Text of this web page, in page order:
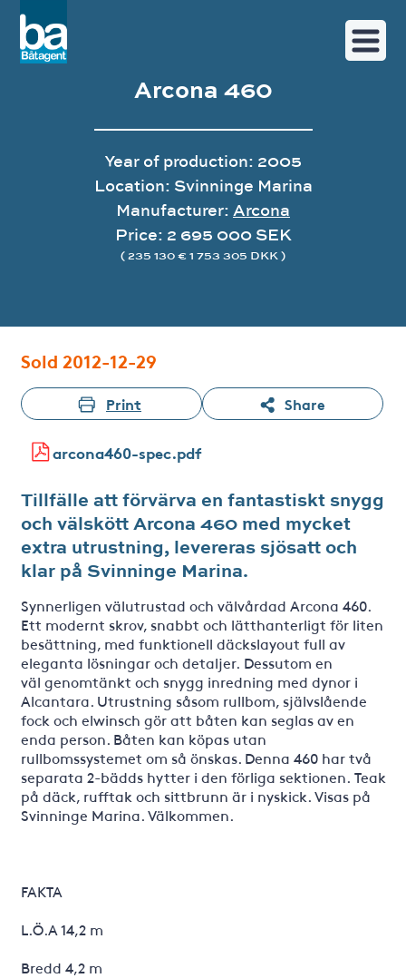
Arcona 460
Year of production: 2005
Location: Svinninge Marina
Manufacturer: Arcona
Price: 2 695 000 SEK
( 235 130 € 1 753 305 DKK )
Sold 2012-12-29
Print Share
arcona460-spec.pdf
Tillfälle att förvärva en fantastiskt snygg
och välskött Arcona 460 med mycket
extra utrustning, levereras sjösatt och
klar på Svinninge Marina.
Synnerligen välutrustad och välvårdad Arcona 460.
Ett modernt skrov, snabbt och lätthanterligt för liten
besättning, med funktionell däckslayout full av
eleganta lösningar och detaljer. Dessutom en
väl genomtänkt och snygg inredning med dynor i
Alcantara. Utrustning såsom rullbom, självslående
fock och elwinsch gör att båten kan seglas av en
enda person. Båten kan köpas utan
rullbomssystemet om så önskas. Denna 460 har två
separata 2-bädds hytter i den förliga sektionen. Teak
på däck, rufftak och sittbrunn är i nyskick. Visas på
Svinninge Marina. Välkommen.
FAKTA
L.Ö.A 14,2 m
Bredd 4,2 m